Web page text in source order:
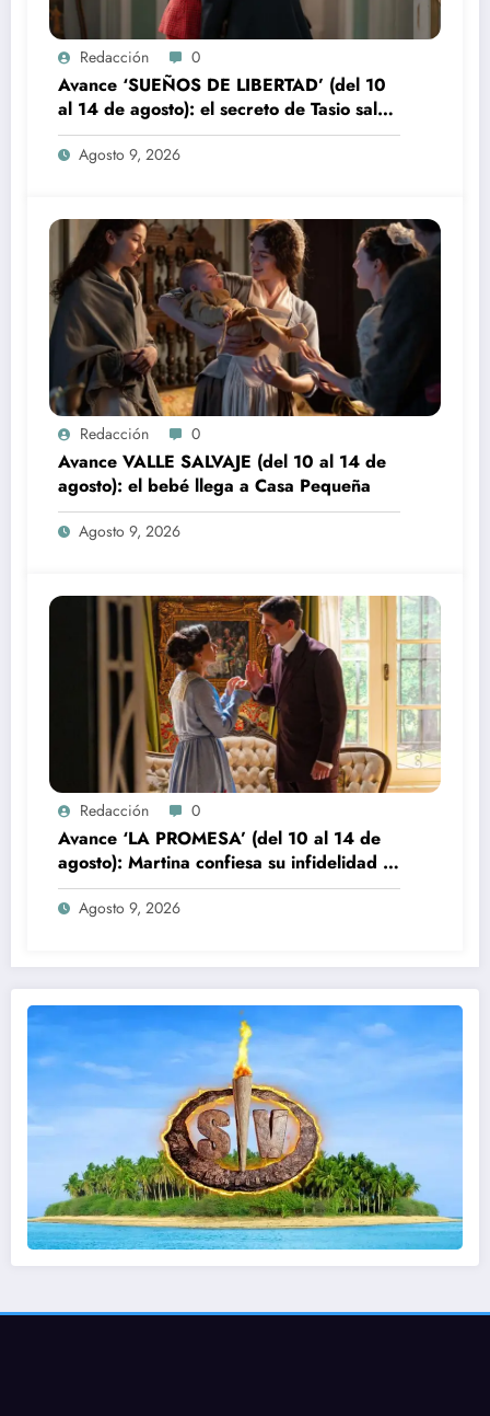
Redacción 0
Avance ‘SUEÑOS DE LIBERTAD’ (del 10
al 14 de agosto): el secreto de Tasio sale
a la luz
Agosto 9, 2026
Redacción 0
Avance VALLE SALVAJE (del 10 al 14 de
agosto): el bebé llega a Casa Pequeña
Agosto 9, 2026
Redacción 0
Avance ‘LA PROMESA’ (del 10 al 14 de
agosto): Martina confiesa su infidelidad a
Jacobo
Agosto 9, 2026